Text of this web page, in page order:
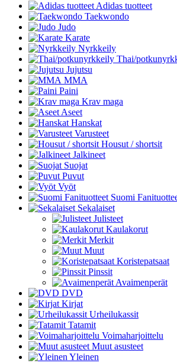
Adidas tuotteet
Taekwondo
Judo
Karate
Nyrkkeily
Thai/
Jujutsu
MMA
Paini
Krav maga
Aseet
Hanskat
Varusteet
Housut / shortsit
Jalkineet
Suojat
Puvut
Vyöt
Suomi
Sekalaiset
Julisteet
Kaulakorut
Merkit
Muut
Koristepatsaat
Pinssit
Avaimenperät
DVD
Kirjat
Urheilukassit
Tatamit
Voimaharjoittelu
Muut asusteet
Yleinen